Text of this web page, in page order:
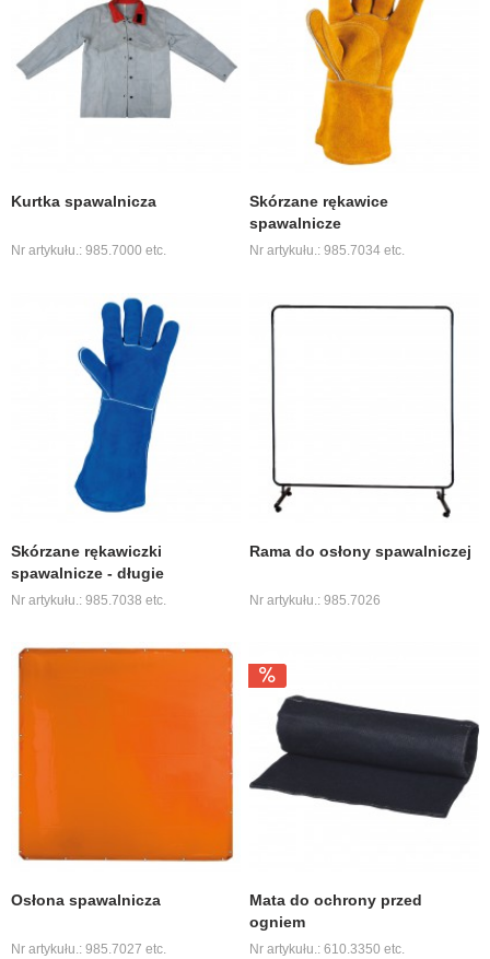
Kurtka spawalnicza
Nr artykułu.: 985.7000 etc.
Skórzane rękawice
spawalnicze
Nr artykułu.: 985.7034 etc.
Skórzane rękawiczki
spawalnicze - długie
Nr artykułu.: 985.7038 etc.
Rama do osłony spawalniczej
Nr artykułu.: 985.7026
Osłona spawalnicza
Nr artykułu.: 985.7027 etc.
Mata do ochrony przed
ogniem
Nr artykułu.: 610.3350 etc.